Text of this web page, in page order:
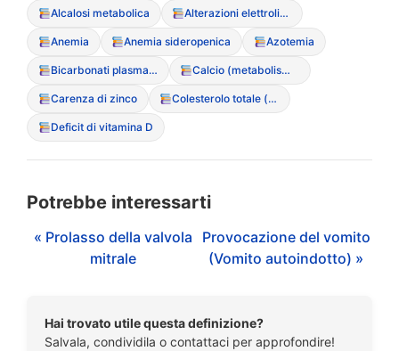
Alcalosi metabolica Alterazioni elettrolitiche
Anemia Anemia sideropenica Azotemia
Bicarbonati plasmatici Calcio (metabolismo del)
Carenza di zinco Colesterolo totale (ipercolesterolemia paradossa)
Deficit di vitamina D
Potrebbe interessarti
« Prolasso della valvola
mitrale
Provocazione del vomito
(Vomito autoindotto) »
Hai trovato utile questa definizione?
Salvala, condividila o contattaci per approfondire!